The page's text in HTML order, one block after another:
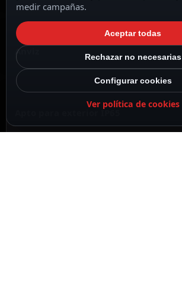
Anviz
Apto para exterior IP65
medir campañas.
Aceptar todas
Rechazar no necesarias
Configurar cookies
Ver política de cookies